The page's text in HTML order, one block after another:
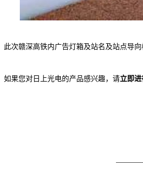
此次赣深高铁内广告灯箱及站名及站点导
如果您对日上光电的产品感兴趣，请立即